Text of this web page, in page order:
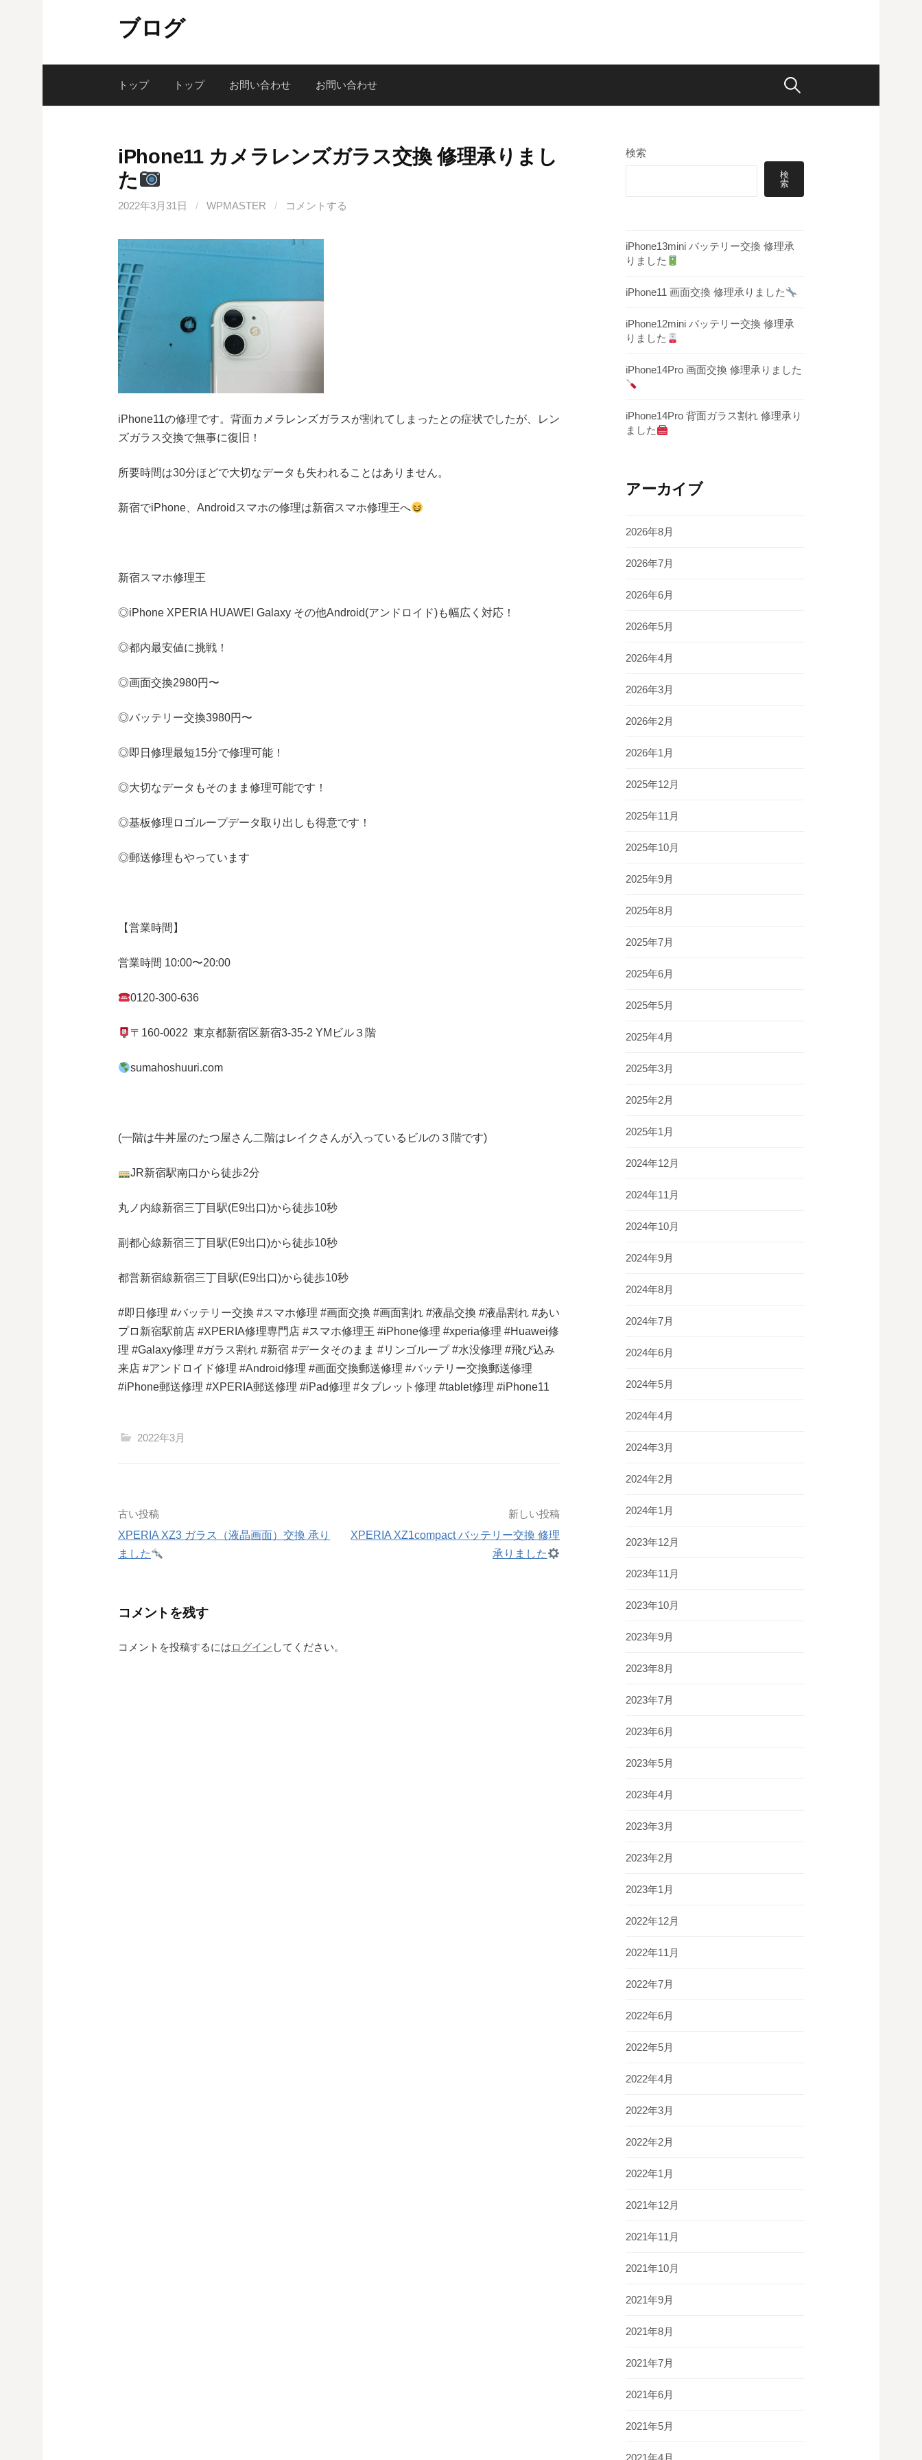
ン
ブログ
トップ トップ お問い合わせ お問い合わせ 検
iPhone11 カメラレンズガラス交換 修理承りまし
た
2022年3月31日 / WPMASTER / コメントする
iPhone11の修理です。背面カメラレンズガラスが割れてしまったとの症状でしたが、レン
ズガラス交換で無事に復旧！
所要時間は30分ほどで大切なデータも失われることはありません。
新宿でiPhone、Androidスマホの修理は新宿スマホ修理王へ
新宿スマホ修理王
◎iPhone XPERIA HUAWEI Galaxy その他Android(アンドロイド)も幅広く対応！
◎都内最安値に挑戦！
◎画面交換2980円〜
◎バッテリー交換3980円〜
◎即日修理最短15分で修理可能！
◎大切なデータもそのまま修理可能です！
◎基板修理 ロゴループデータ取り出しも得意です！
◎郵送修理もやっています
【営業時間】
営業時間 10:00〜20:00
0120-300-636
〒 160-0022 東京都新宿区新宿3-35-2 YM ビル３階
sumahoshuuri.com
(一階は牛丼屋のたつ屋さん二階はレイクさんが入っているビルの３階です)
JR新宿駅南口から徒歩2分
丸ノ内線新宿三丁目駅(E9出口)から徒歩10秒
副都心線新宿三丁目駅(E9出口)から徒歩10秒
都営新宿線新宿三丁目駅(E9出口)から徒歩10秒
#即日修理 #バッテリー交換 #スマホ修理 #画面交換 #画面割れ #液晶交換 #液晶割れ #あい
プロ新宿駅前店 #XPERIA修理専門店 #スマホ修理王 #iPhone修理 #xperia修理 #Huawei修
理 #Galaxy修理 #ガラス割れ #新宿 #データそのまま #リンゴループ#水没修理 #飛び込み
来店 #アンドロイド修理 #Android修理 #画面交換郵送修理 #バッテリー交換郵送修理
#iPhone郵送修理 #XPERIA郵送修理 #iPad修理 #タブレット修理 #tablet修理 #iPhone11
2022年3月
投
稿
ー
古い投稿
XPERIA XZ3 ガラス（液晶画面）交換 承り
ました
新しい投稿
XPERIA XZ1compact バッテリー交換 修理
承りました
コメントを残す
コメントを投稿するにはログイン してください。
検索
検
索
iPhone13mini バッテリー交換 修理承
りました
iPhone11 画面交換 修理承りました
iPhone12mini バッテリー交換 修理承
りました
iPhone14Pro 画面交換 修理承りました
iPhone14Pro 背面ガラス割れ 修理承り
ました
アーカイブ
2026年8月
2026年7月
2026年6月
2026年5月
2026年4月
2026年3月
2026年2月
2026年1月
2025年12月
2025年11月
2025年10月
2025年9月
2025年8月
2025年7月
2025年6月
2025年5月
2025年4月
2025年3月
2025年2月
2025年1月
2024年12月
2024年11月
2024年10月
2024年9月
2024年8月
2024年7月
2024年6月
2024年5月
2024年4月
2024年3月
2024年2月
2024年1月
2023年12月
2023年11月
2023年10月
2023年9月
2023年8月
2023年7月
2023年6月
2023年5月
2023年4月
2023年3月
2023年2月
2023年1月
2022年12月
2022年11月
2022年7月
2022年6月
2022年5月
2022年4月
2022年3月
2022年2月
2022年1月
2021年12月
2021年11月
2021年10月
2021年9月
2021年8月
2021年7月
2021年6月
2021年5月
2021年4月